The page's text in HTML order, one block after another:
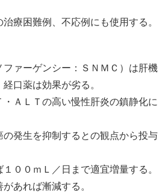
療困難例、不応例にも使用する。
ァーゲンシー：ＳＮＭＣ）は肝機
口薬は効果が劣る。
・ＡＬＴの高い慢性肝炎の鎮静化に
の発生を抑制するとの観点から投与
００ｍＬ／日まで適宜増量する。
あれば漸減する。